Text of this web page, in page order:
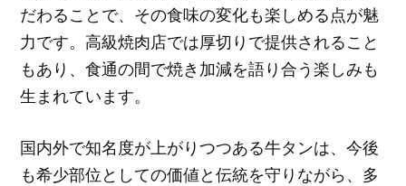
だわることで、その食味の変化も楽しめる点が魅
力です。高級焼肉店では厚切りで提供されること
もあり、食通の間で焼き加減を語り合う楽しみも
生まれています。
国内外で知名度が上がりつつある牛タンは、今後
も希少部位としての価値と伝統を守りながら、多